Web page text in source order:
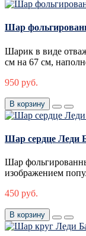
Шар
Шарик в виде
см на 67 см,
950 руб.
В корзину
Шар сердце Леди
Шар
изображением
450 руб.
В корзину